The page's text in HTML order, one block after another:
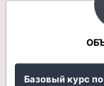
Базовый курс